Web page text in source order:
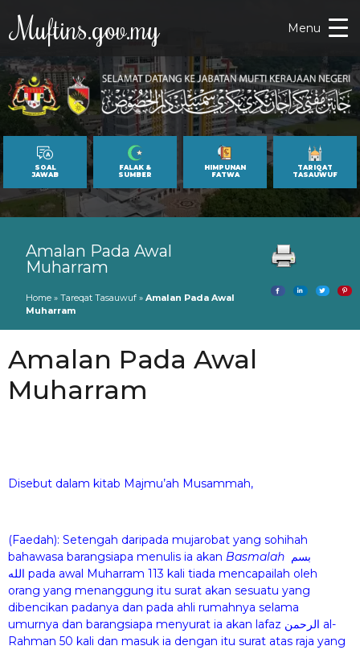
Muftins.gov.my Menu
SOAL
JAWAB
FALAK &
SUMBER
HIMPUNAN
FATWA
TARIQAT
TASAUWUF
Amalan Pada Awal
Muharram
Home » Tareqat Tasauwuf » Amalan Pada Awal
Muharram
Amalan Pada Awal
Muharram
Disebut dalam kitab Majmu’ah Musammah,
(Faedah): Setengah daripada mujarobat yang sohihah
bahawasa barangsiapa menulis ia akan Basmalah
الله pada awal Muharram 113 kali tiada mencapailah oleh
orang yang menanggung itu surat akan sesuatu yang
dibencikan padanya dan pada ahli rumahnya selama
umurnya dan barangsiapa menyurat ia akan lafaz الرحمن al-
Rahman 50 kali dan masuk ia dengan itu surat atas raja yang